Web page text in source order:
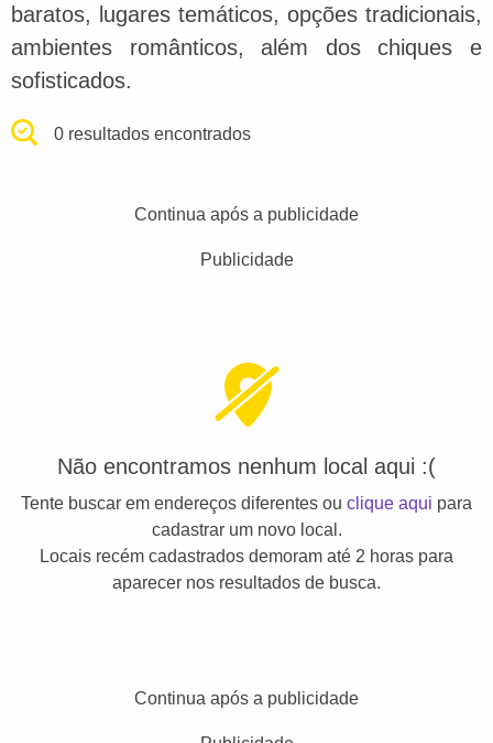
baratos, lugares temáticos, opções tradicionais,
ambientes românticos, além dos chiques e
sofisticados.
0 resultados encontrados
Continua após a publicidade
Publicidade
Não encontramos nenhum local aqui :(
Tente buscar em endereços diferentes ou clique aqui para
cadastrar um novo local.
Locais recém cadastrados demoram até 2 horas para
aparecer nos resultados de busca.
Continua após a publicidade